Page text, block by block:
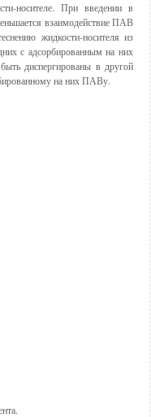
носителе. При введении в
взаимодействие ПАВ
жидкости-носителя из
с адсорбированным на них
диспергированы в другой
на них ПАВу.